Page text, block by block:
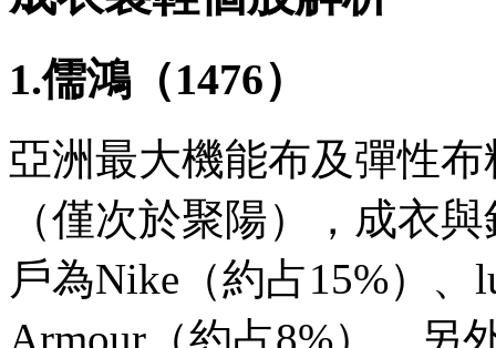
1.儒鴻（1476）
亞洲最大機能布及彈性
（僅次於聚陽），成衣
戶為Nike（約占15%）、